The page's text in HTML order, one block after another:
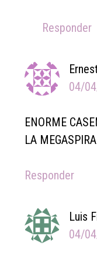
Responder
04/
ENORME
LA
Responder
Luis
04/